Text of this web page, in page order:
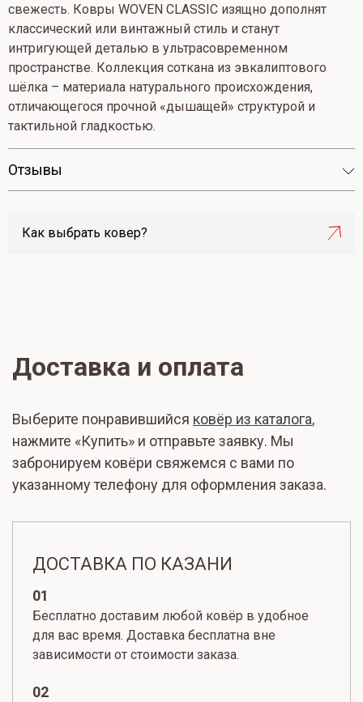
свежесть. Ковры WOVEN CLASSIC изящно дополнят
классический или винтажный стиль и станут
интригующей деталью в ультрасовременном
пространстве. Коллекция соткана из эвкалиптового
шёлка – материала натурального происхождения,
отличающегося прочной «дышащей» структурой и
тактильной гладкостью.
Отзывы
Как выбрать ковер?
Доставка и оплата
Выберите понравившийся ковёр из каталога,
нажмите «Купить» и отправьте заявку. Мы
забронируем ковёри свяжемся с вами по
указанному телефону для оформления заказа.
ДОСТАВКА ПО КАЗАНИ
01
Бесплатно доставим любой ковёр в удобное
для вас время. Доставка бесплатна вне
зависимости от стоимости заказа.
02